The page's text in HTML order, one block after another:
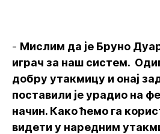
- Мислим да је Бруно
играч за наш систем.
добру утакмицу и онај
поставили је урадио на
начин. Како ћемо га
видети у наредним